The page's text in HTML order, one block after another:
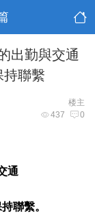
出勤與交通
持聯繫
楼主
437 0
通
聯繫。